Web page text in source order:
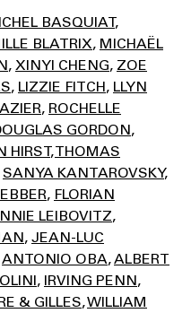
BASQUIAT
BLATRIX MICHAËL
XINYI CHENG ZOE
LIZZIE FITCH LLYN
ROCHELLE
GORDON
HIRST THOMAS
SANYA KANTAROVSKY
FLORIAN
LEIBOVITZ
JEAN-LUC
ANTONIO OBA ALBERT
IRVING PENN
& GILLES WILLIAM